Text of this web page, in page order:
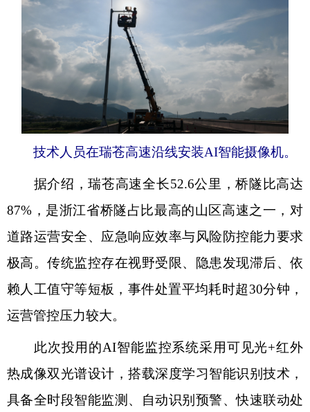
技术人员在瑞苍高速沿线安装AI智能摄像机。
据介绍，瑞苍高速全长52.6公里，桥隧比高达
87%，是浙江省桥隧占比最高的山区高速之一，对
道路运营安全、应急响应效率与风险防控能力要求
极高。传统监控存在视野受限、隐患发现滞后、依
赖人工值守等短板，事件处置平均耗时超30分钟，
运营管控压力较大。
此次投用的AI智能监控系统采用可见光+红外
热成像双光谱设计，搭载深度学习智能识别技术，
具备全时段智能监测、自动识别预警、快速联动处